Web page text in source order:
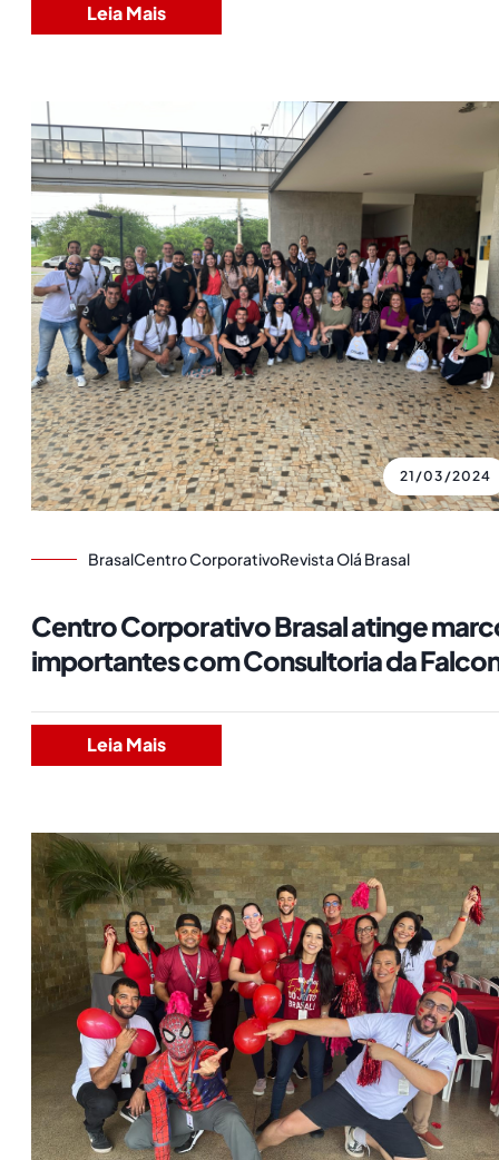
Leia Mais
21/03/2024
BrasalCentro CorporativoRevista Olá Brasal
Centro Corporativo Brasal atinge
importantes com Consultoria da
Leia Mais